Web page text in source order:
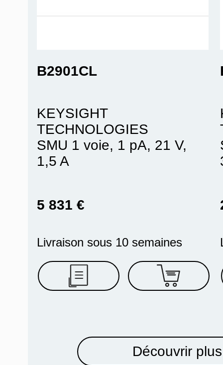
B2901CL
KEYSIGHT
TECHNOLOGIES
SMU 1 voie, 1 pA, 21 V,
1,5 A
5 831 €
Livraison sous 10 semaines
Découvrir